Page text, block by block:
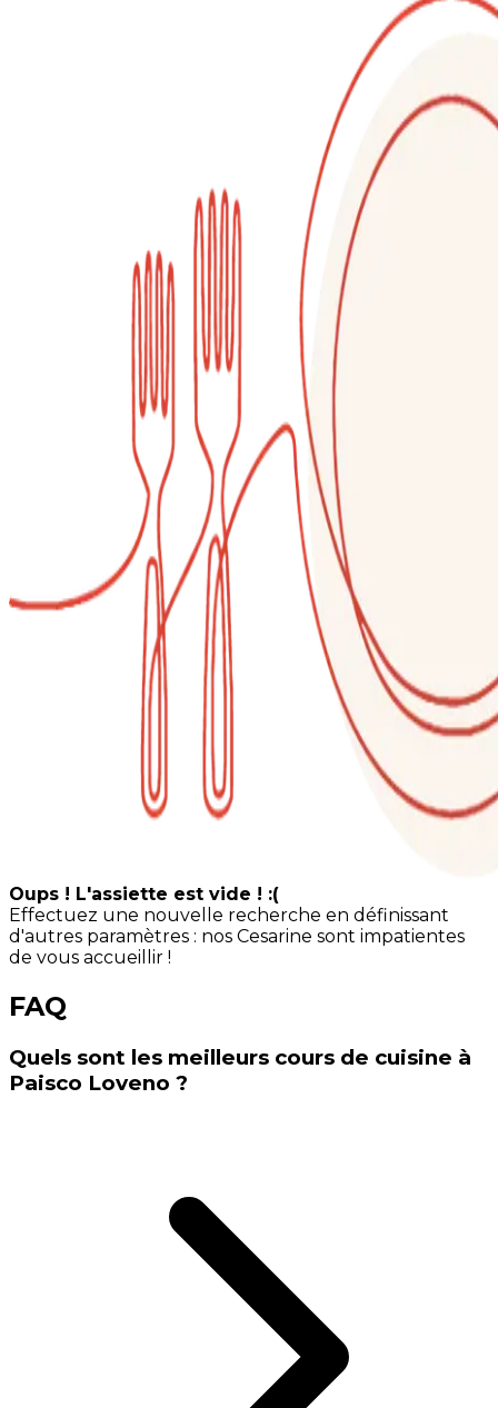
Oups ! L'assiette est vide ! :(
Effectuez une nouvelle recherche en définissant
d'autres paramètres : nos Cesarine sont impatientes
de vous accueillir !
FAQ
Quels sont les meilleurs cours de cuisine à
Paisco Loveno ?